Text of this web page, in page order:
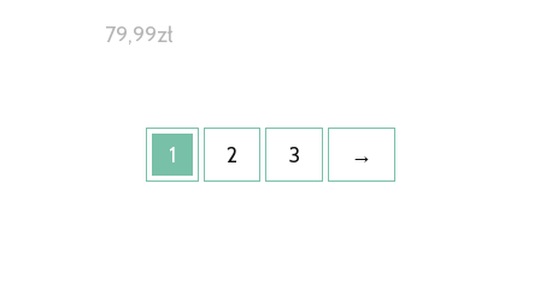
79,99zł
1 2 3 →